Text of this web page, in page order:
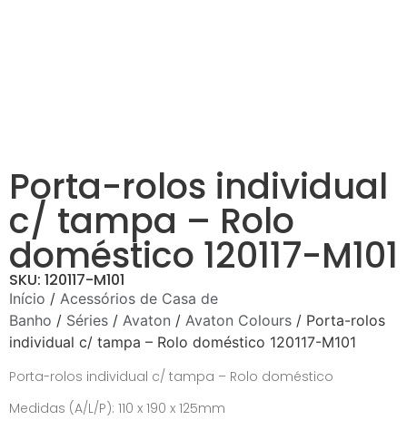
Porta-rolos individual
c/ tampa – Rolo
doméstico 120117-M101
SKU: 120117-M101
Início / Acessórios de Casa de
Banho / Séries / Avaton / Avaton Colours / Porta-rolos
individual c/ tampa – Rolo doméstico 120117-M101
Porta-rolos individual c/ tampa – Rolo doméstico
Medidas (A/L/P): 110 x 190 x 125mm